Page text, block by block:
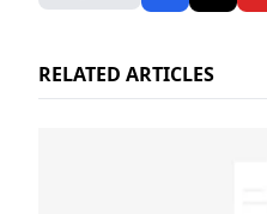
RELATED ARTICLES